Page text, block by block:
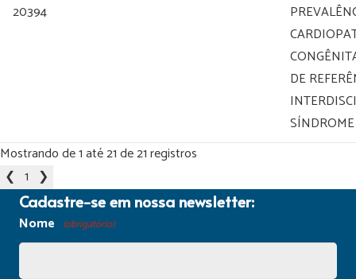
20394
DE
Mostrando de 1 até 21 de 21 registros
❮ 1 ❯
Cadastre-se em nossa newsletter:
Nome (obrigatório)